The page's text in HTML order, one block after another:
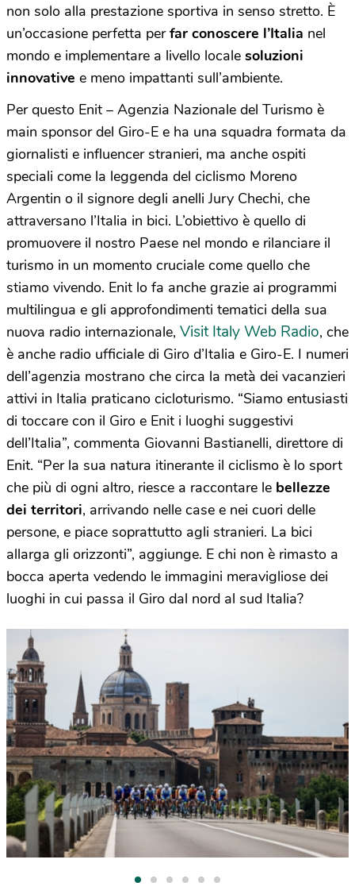
non solo alla prestazione sportiva in senso stretto. È
un’occasione perfetta perfar conoscere l’Italia nel
mondo e implementare a livello locale soluzioni
innovative e meno impattanti sull’ambiente.
Per questo Enit – Agenzia Nazionale del Turismo è
main sponsor del Giro-E e ha una squadra formata da
giornalisti e influencer stranieri, ma anche ospiti
speciali come la leggenda del ciclismo Moreno
Argentin o il signore degli anelli Jury Chechi, che
attraversano l’Italia in bici. L’obiettivo è quello di
promuovere il nostro Paese nel mondo e rilanciare il
turismo in un momento cruciale come quello che
stiamo vivendo. Enit lo fa anche grazie ai programmi
multilingua e gli approfondimenti tematici della sua
nuova radio internazionale, Visit Italy Web Radio, che
è anche radio ufficiale di Giro d’Italia e Giro-E. I numeri
dell’agenzia mostrano che circa la metà dei vacanzieri
attivi in Italia praticano cicloturismo. “Siamo entusiasti
di toccare con il Giro e Enit i luoghi suggestivi
dell’Italia”, commenta Giovanni Bastianelli, direttore di
Enit. “Per la sua natura itinerante il ciclismo è lo sport
che più di ogni altro, riesce a raccontare le bellezze
dei territori, arrivando nelle case e nei cuori delle
persone, e piace soprattutto agli stranieri. La bici
allarga gli orizzonti”, aggiunge. E chi non è rimasto a
bocca aperta vedendo le immagini meravigliose dei
luoghi in cui passa il Giro dal nord al sud Italia?